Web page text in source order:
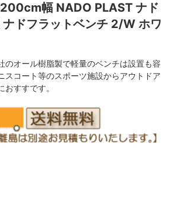
幅 NADO PLAST ナド
ドフラットベンチ 2/W ホワ
のオール樹脂製で軽量のベンチは設置も容
スコート等のスポーツ施設からアウトドア
すすです。